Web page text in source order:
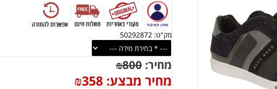
מק"ט: 50292872
מחיר: ₪800
מחיר מבצע: ₪358